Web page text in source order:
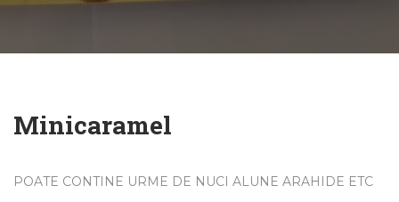
Minicaramel
POATE CONTINE URME DE NUCI ALUNE ARAHIDE ETC